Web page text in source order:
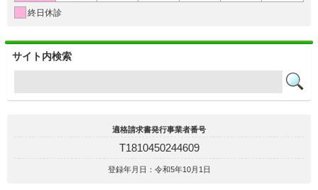
終日休診
サイト内検索
適格請求書発行事業者番号
T1810450244609
登録年月日：令和5年10月1日